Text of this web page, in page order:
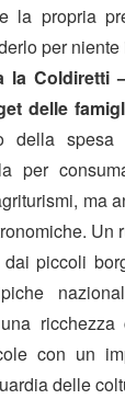
la propria
per niente
la Coldiretti
delle
della
per
ma
Un
piccoli
con un
delle